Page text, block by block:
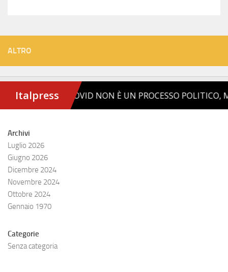
ALTRO
Archivi
Luglio 2026
Giugno 2026
Dicembre 2024
Novembre 2024
Ottobre 2024
Gennaio 1970
Categorie
Senza categoria